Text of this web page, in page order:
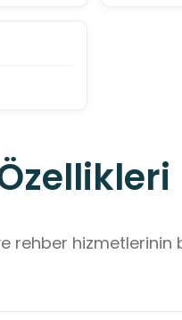
rehber